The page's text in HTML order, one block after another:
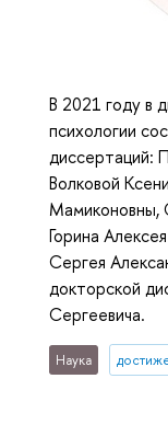
В 2021 году в
психологии
диссертаций:
Волковой
Мамиконовны,
Горина
Сергея
докторской
Сергеевича.
Наука